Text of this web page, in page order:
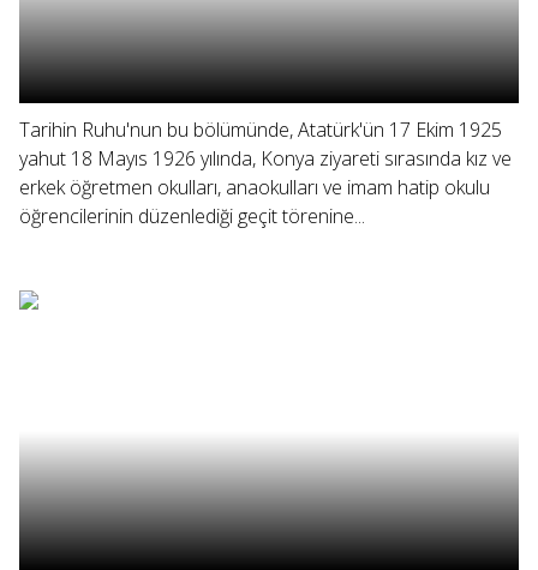
Tarihin Ruhu'nun bu bölümünde, Atatürk'ün 17 Ekim 1925
yahut 18 Mayıs 1926 yılında, Konya ziyareti sırasında kız ve
erkek öğretmen okulları, anaokulları ve imam hatip okulu
öğrencilerinin düzenlediği geçit törenine...